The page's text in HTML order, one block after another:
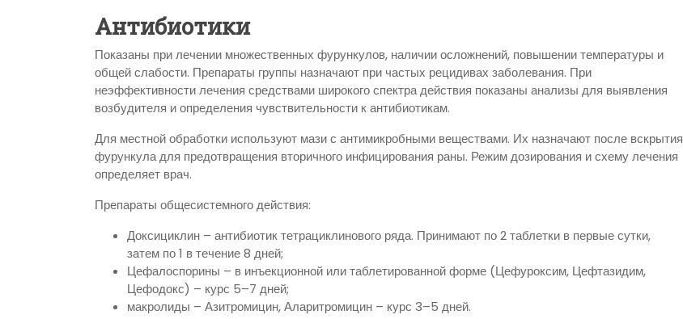
Антибиотики
Показаны при лечении множественных фурункулов, наличии осложнений, повышении температуры и
общей слабости. Препараты группы назначают при частых рецидивах заболевания. При
неэффективности лечения средствами широкого спектра действия показаны анализы для выявления
возбудителя и определения чувствительности к антибиотикам.
Для местной обработки используют мази с антимикробными веществами. Их назначают после вскрытия
фурункула для предотвращения вторичного инфицирования раны. Режим дозирования и схему лечения
определяет врач.
Препараты общесистемного действия:
Доксициклин – антибиотик тетрациклинового ряда. Принимают по 2 таблетки в первые сутки,
затем по 1 в течение 8 дней;
Цефалоспорины – в инъекционной или таблетированной форме (Цефуроксим, Цефтазидим,
Цефодокс) – курс 5–7 дней;
макролиды – Азитромицин, Аларитромицин – курс 3–5 дней.